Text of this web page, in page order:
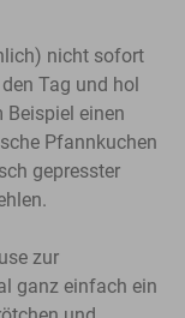
nicht sofort
Tag und hol
Beispiel einen
Pfannkuchen
gepresster
zur
ganz einfach ein